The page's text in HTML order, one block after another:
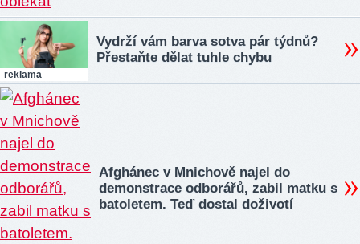
reklama
Vydrží vám barva sotva pár týdnů?
Přestaňte dělat tuhle chybu
Afghánec v Mnichově najel do
demonstrace odborářů, zabil matku s
batoletem. Teď dostal doživotí